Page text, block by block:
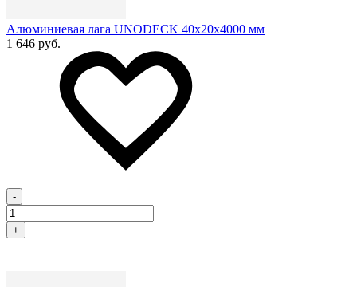
Алюминиевая лага UNODECK 40х20x4000 мм
1 646 руб.
-
+